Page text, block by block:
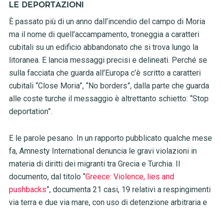
LE DEPORTAZIONI
È passato più di un anno dall’incendio del campo di Moria
ma il nome di quell’accampamento, troneggia a caratteri
cubitali su un edificio abbandonato che si trova lungo la
litoranea. E lancia messaggi precisi e delineati. Perché se
sulla facciata che guarda all’Europa c’è scritto a caratteri
cubitali “Close Moria”, “No borders”, dalla parte che guarda
alle coste turche il messaggio è altrettanto schietto: “Stop
deportation”.
E le parole pesano. In un rapporto pubblicato qualche mese
fa, Amnesty International denuncia le gravi violazioni in
materia di diritti dei migranti tra Grecia e Turchia. Il
documento, dal titolo “Greece: Violence, lies and
pushbacks”, documenta 21 casi, 19 relativi a respingimenti
via terra e due via mare, con uso di detenzione arbitraria e